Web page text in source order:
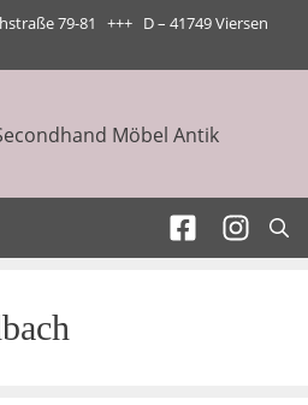
79-81 +++ D – 41749 Viersen